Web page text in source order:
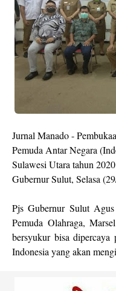
Jurnal Manado -
Pemuda Antar Negara
Sulawesi Utara tahun
Gubernur Sulut, Selasa
Pjs Gubernur Sulut
Pemuda Olahraga,
bersyukur bisa dipercaya
Indonesia yang akan